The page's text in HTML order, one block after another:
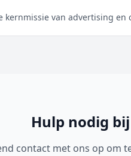
van advertising
Hulp nodig
contact met ons op om